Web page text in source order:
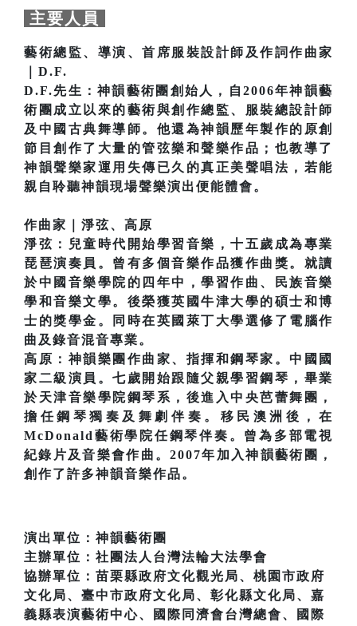
主要人員
藝術總監、導演、首席服裝設計師及作詞作曲家
｜D.F.
D.F.先生：神韻藝術團創始人，自2006年神韻藝
術團成立以來的藝術與創作總監、服裝總設計師
及中國古典舞導師。他還為神韻歷年製作的原創
節目創作了大量的管弦樂和聲樂作品；也教導了
神韻聲樂家運用失傳已久的真正美聲唱法，若能
親自聆聽神韻現場聲樂演出便能體會。
作曲家｜淨弦、高原
淨弦：兒童時代開始學習音樂，十五歲成為專業
琵琶演奏員。曾有多個音樂作品獲作曲獎。就讀
於中國音樂學院的四年中，學習作曲、民族音樂
學和音樂文學。後榮獲英國牛津大學的碩士和博
士的獎學金。同時在英國萊丁大學選修了電腦作
曲及錄音混音專業。
高原：神韻樂團作曲家、指揮和鋼琴家。中國國
家二級演員。七歲開始跟隨父親學習鋼琴，畢業
於天津音樂學院鋼琴系，後進入中央芭蕾舞團，
擔任鋼琴獨奏及舞劇伴奏。移民澳洲後，在
McDonald藝術學院任鋼琴伴奏。曾為多部電視
紀錄片及音樂會作曲。2007年加入神韻藝術團，
創作了許多神韻音樂作品。
演出單位：神韻藝術團
主辦單位：社團法人台灣法輪大法學會
協辦單位：苗栗縣政府文化觀光局、桃園市政府
文化局、臺中市政府文化局、彰化縣文化局、嘉
義縣表演藝術中心、國際同濟會台灣總會、國際